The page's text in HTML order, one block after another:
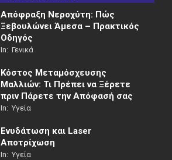
Απόφραξη Νεροχύτη: Πώς
Ξεβουλώνει Άμεσα – Πρακτικός
Οδηγός
In: Γενικά
Κόστος Μεταμόσχευσης
Μαλλιών: Τι Πρέπει να Ξέρετε
πριν Πάρετε την Απόφασή σας
In: Υγεία
Ενυδάτωση και Laser
Αποτρίχωση
In: Υγεία